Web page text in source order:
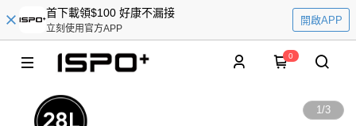
首下載領$100 好康不漏接
立刻使用官方APP
開啟APP
0
1/3